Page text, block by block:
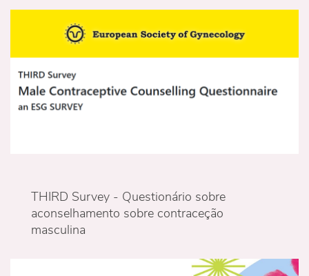
THIRD Survey - Questionário sobre
aconselhamento sobre contraceção
masculina